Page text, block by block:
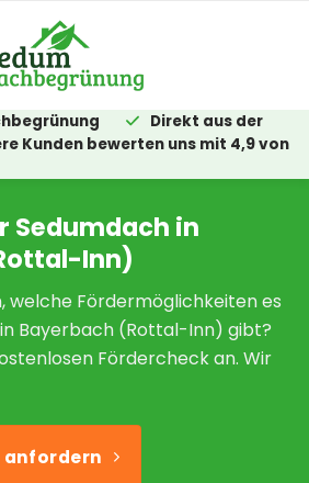
Direkt aus der
Kunden bewerten uns mit 4,9 von
Sedumdach in
Inn)
welche Fördermöglichkeiten es
Bayerbach (Rottal-Inn) gibt?
Fördercheck an. Wir